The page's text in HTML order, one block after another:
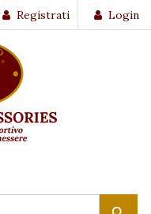
Login
Registrati